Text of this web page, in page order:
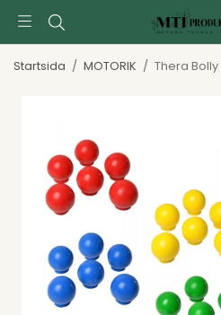
Startsida / MOTORIK / Thera Bolly